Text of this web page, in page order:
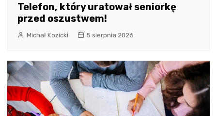
Telefon, który uratował seniorkę
przed oszustwem!
Michał Kozicki 5 sierpnia 2026